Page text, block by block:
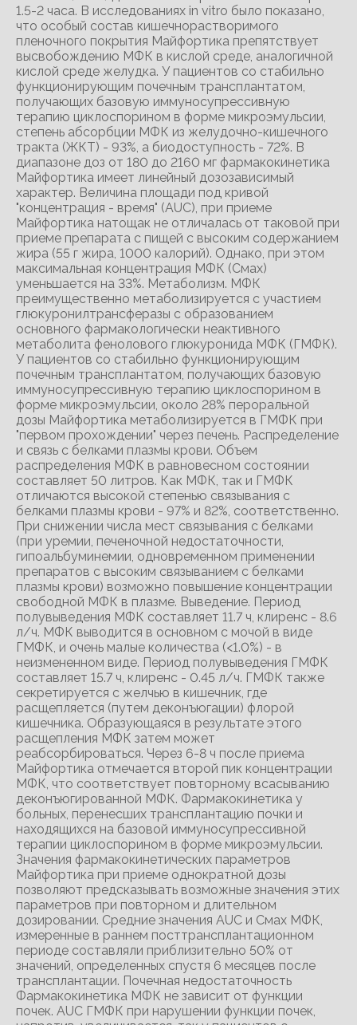
1.5-2 часа. В исследованиях in vitro было показано,
что особый состав кишечнорастворимого
пленочного покрытия Майфортика препятствует
высвобождению МФК в кислой среде, аналогичной
кислой среде желудка. У пациентов со стабильно
функционирующим почечным трансплантатом,
получающих базовую иммуносупрессивную
терапию циклоспорином в форме микроэмульсии,
степень абсорбции МФК из желудочно-кишечного
тракта (ЖКТ) - 93%, а биодоступность - 72%. В
диапазоне доз от 180 до 2160 мг фармакокинетика
Майфортика имеет линейный дозозависимый
характер. Величина площади под кривой
"концентрация - время" (AUC), при приеме
Майфортика натощак не отличалась от таковой при
приеме препарата с пищей с высоким содержанием
жира (55 г жира, 1000 калорий). Однако, при этом
максимальная концентрация МФК (Смах)
уменьшается на 33%. Метаболизм. МФК
преимущественно метаболизируется с участием
глюкуронилтрансферазы с образованием
основного фармакологически неактивного
метаболита фенолового глюкуронида МФК (ГМФК).
У пациентов со стабильно функционирующим
почечным трансплантатом, получающих базовую
иммуносупрессивную терапию циклоспорином в
форме микроэмульсии, около 28% пероральной
дозы Майфортика метаболизируется в ГМФК при
"первом прохождении" через печень. Распределение
и связь с белками плазмы крови. Объем
распределения МФК в равновесном состоянии
составляет 50 литров. Как МФК, так и ГМФК
отличаются высокой степенью связывания с
белками плазмы крови - 97% и 82%, соответственно.
При снижении числа мест связывания с белками
(при уремии, печеночной недостаточности,
гипоальбуминемии, одновременном применении
препаратов с высоким связыванием с белками
плазмы крови) возможно повышение концентрации
свободной МФК в плазме. Выведение. Период
полувыведения МФК составляет 11.7 ч, клиренс - 8.6
л/ч. МФК выводится в основном с мочой в виде
ГМФК, и очень малые количества (<1.0%) - в
неизмененном виде. Период полувыведения ГМФК
составляет 15.7 ч, клиренс - 0.45 л/ч. ГМФК также
секретируется с желчью в кишечник, где
расщепляется (путем деконъюгации) флорой
кишечника. Образующаяся в результате этого
расщепления МФК затем может
реабсорбироваться. Через 6-8 ч после приема
Майфортика отмечается второй пик концентрации
МФК, что соответствует повторному всасыванию
деконъюгированной МФК. Фармакокинетика у
больных, перенесших трансплантацию почки и
находящихся на базовой иммуносупрессивной
терапии циклоспорином в форме микроэмульсии.
Значения фармакокинетических параметров
Майфортика при приеме однократной дозы
позволяют предсказывать возможные значения этих
параметров при повторном и длительном
дозировании. Средние значения AUC и Смах МФК,
измеренные в раннем посттрансплантационном
периоде составляли приблизительно 50% от
значений, определенных спустя 6 месяцев после
трансплантации. Почечная недостаточность
Фармакокинетика МФК не зависит от функции
почек. АUС ГМФК при нарушении функции почек,